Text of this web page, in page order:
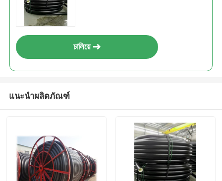
চালিয়ে
แนะนำผลิตภัณฑ์